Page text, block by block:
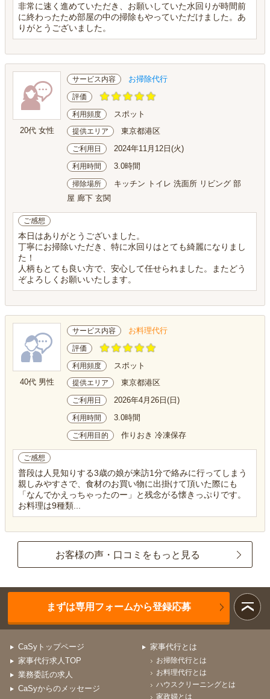
非常に速く進めていただき、お願いしていた水回りが時間前
に終わったため部屋の中の掃除もやっていただけました。あ
りがとうございました。
20代 女性
サービス内容 お掃除代行
評価
利用頻度 スポット
提供エリア 東京都港区
ご利用日 2024年11月12日(火)
利用時間 3.0時間
掃除場所
キッチン トイレ 洗面所 リビング 部
屋 廊下 玄関
ご感想
本日はありがとうございました。
丁寧にお掃除いただき、特に水回りはとても綺麗になりまし
た！
人柄もとても良い方で、安心して任せられました。またどう
ぞよろしくお願いいたします。
40代 男性
サービス内容 お料理代行
評価
利用頻度 スポット
提供エリア 東京都港区
ご利用日 2026年4月26日(日)
利用時間 3.0時間
ご利用目的 作りおき 冷凍保存
ご感想
普段は人見知りする3歳の娘が来訪1分で絡みに行ってしまう
親しみやすさで、食材のお買い物に出掛けて頂いた際にも
「なんでかえっちゃったのー」と残念がる懐きっぷりです。
お料理は9種類...
お客様の声・口コミをもっと見る
まずは専用フォームから登録応募
CaSyトップページ
家事代行求人TOP
業務委託の求人
CaSyからのメッセージ
家事代行とは
お掃除代行とは
お料理代行とは
ハウスクリーニングとは
家政婦とは